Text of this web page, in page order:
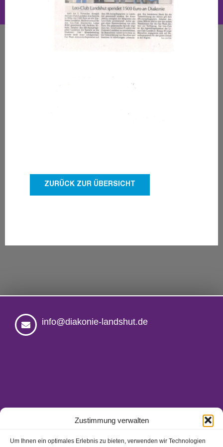
Zustimmung verwalten
Um Ihnen ein optimales Erlebnis zu bieten, verwenden wir Technologien
ZURÜCK ZUR ÜBERSICHT
info@diakonie-landshut.de